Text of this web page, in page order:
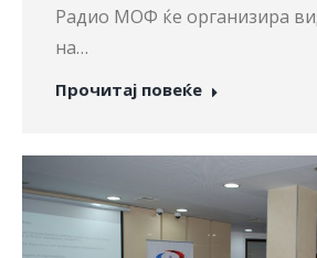
Радио МОФ ќе организира
на…
Прочитај повеќе